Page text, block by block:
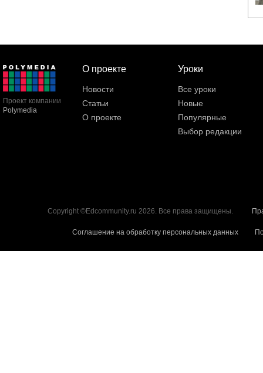
Проект компании
Polymedia
О проекте
Новости
Статьи
О проекте
Уроки
Все уроки
Новые
Популярные
Выбор редакции
Copyright ©Edcommunity.ru 2026. Все права защищены.
Соглашение на обработку персональных данных